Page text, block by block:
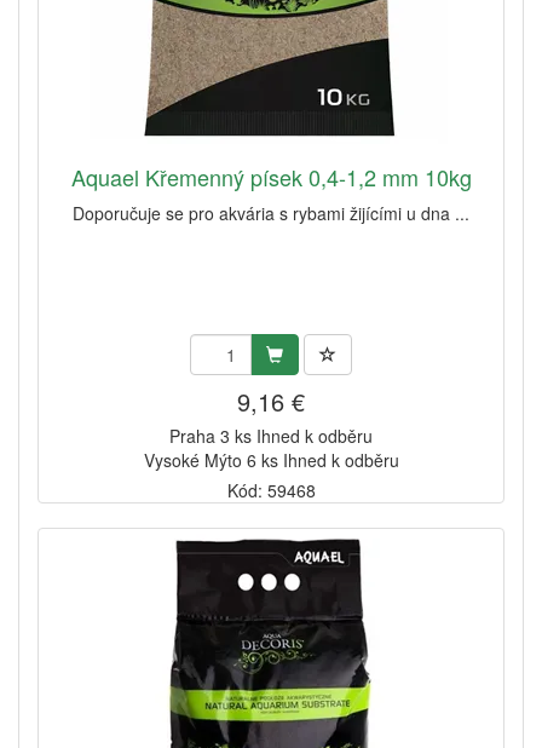
Aquael Křemenný písek 0,4-1,2 mm 10kg
Doporučuje se pro akvária s rybami žijícími u dna ...
9,16 €
Praha 3 ks Ihned k odběru
Vysoké Mýto 6 ks Ihned k odběru
Kód: 59468